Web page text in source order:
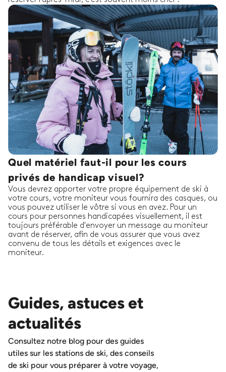
Quel matériel faut-il pour les cours
privés de handicap visuel?
Vous devrez apporter votre propre équipement de ski à
votre cours, votre moniteur vous fournira des casques, ou
vous pouvez utiliser le vôtre si vous en avez. Pour un
cours pour personnes handicapées visuellement, il est
toujours préférable d'envoyer un message au moniteur
avant de réserver, afin de vous assurer que vous avez
convenu de tous les détails et exigences avec le
moniteur.
Guides, astuces et
actualités
Consultez notre blog pour des guides
utiles sur les stations de ski, des conseils
de ski pour vous préparer à votre voyage,